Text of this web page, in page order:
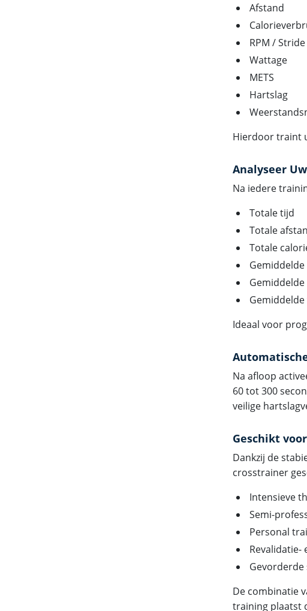
Afstand
RPM / Stride
Wattage
METS
Hartslag
Hierdoor traint
Analyseer
Na iedere
Totale tijd
Totale
Totale
Gemiddelde
Ideaal voor
Na afloop
60 tot 300
veilige
Geschikt
Dankzij de
crosstrainer
Intensieve
Semi-
Personal
Revalidatie-
De combinatie
training plaatst